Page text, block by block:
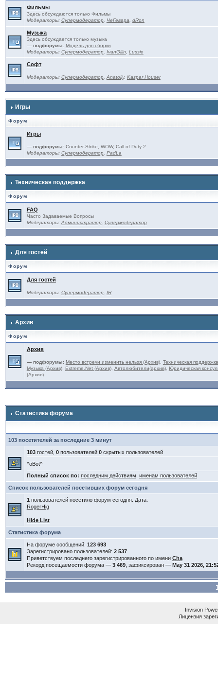
Фильмы
Здесь обсуждаются только Фильмы
Модераторы: Супермодератор, ЧеГевара dRon
Музыка
Здесь обсуждается только музыка
— подфорумы: Модель для сборки
Модераторы: Супермодератор, IvanGilin Lussie
Софт
Модераторы: Супермодератор, Anatoliy, Kaspar Houser
Игры
Форум
Игры
— подфорумы: Counter-Strike WOW, Call of Duty 2
Модераторы: Супермодератор, PadLa
Техническая поддержка
Форум
FAQ
Часто Задаваемые Вопросы
Модераторы: Администратор, Супермодератор
Для гостей
Форум
Для гостей
Модераторы: Супермодератор, IR
Архив
Форум
Архив
— подфорумы: Место встречи изменить нельзя (Архив), Техническая
Музыка (Архив), Extreme.Net (Архив), Автолюбители(архив), Юридическая
(Архив)
Статистика форума
103 посетителей за последние 3 минут
103гостей, 0пользователей 0скрытых пользователей
^oBot^
Полный список по: последним действиям именам пользователей
Список пользователей посетивших форум сегодня
1 пользователей посетило форум сегодня. Дата:
RogerHig
Hide List
Статистика форума
На форуме сообщений: 123 693
Зарегистрировано пользователей: 2 537
Приветствуем последнего зарегистрированного по имени Cha
Рекорд посещаемости форума — 3 469, зафиксирован — May 31 2026,
Invision
Лицензия